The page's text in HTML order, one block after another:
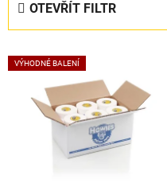
p
OTEVŘÍT FILTR
V
ý
VÝHODNÉ BALENÍ